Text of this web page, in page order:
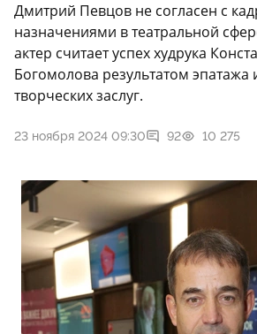
Дмитрий Певцов не согласен с
назначениями в театральной
актер считает успех худрука
Богомолова результатом эпатажа
творческих заслуг.
23 ноября 2024 09:30 92 10 275